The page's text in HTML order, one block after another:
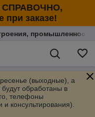
СПРАВОЧНО,
заказе!
(выходные), а
обработаны в
телефоны
консультирования).